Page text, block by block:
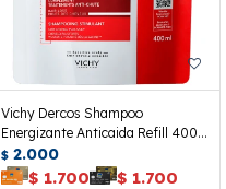
Vichy Dercos Shampoo
Energizante Anticaida Refill 400
Ml.
$ 2.000
$ 1.700 $ 1.700